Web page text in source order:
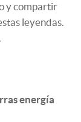
y compartir
leyendas.
energía